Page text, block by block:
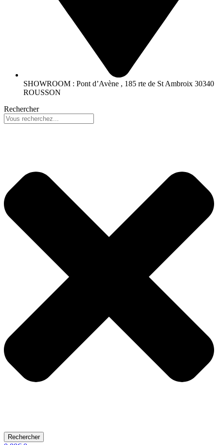
SHOWROOM : Pont d’Avène , 185 rte de St Ambroix 30340
ROUSSON
Rechercher
Rechercher